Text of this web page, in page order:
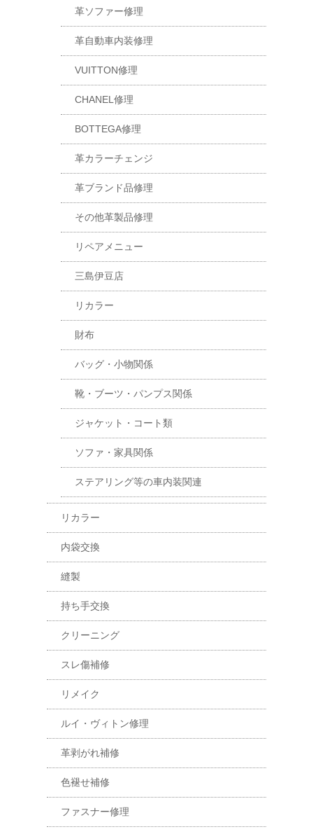
革ソファー修理
革自動車内装修理
VUITTON修理
CHANEL修理
BOTTEGA修理
革カラーチェンジ
革ブランド品修理
その他革製品修理
リペアメニュー
三島伊豆店
リカラー
財布
バッグ・小物関係
靴・ブーツ・パンプス関係
ジャケット・コート類
ソファ・家具関係
ステアリング等の車内装関連
リカラー
内袋交換
縫製
持ち手交換
クリーニング
スレ傷補修
リメイク
ルイ・ヴィトン修理
革剥がれ補修
色褪せ補修
ファスナー修理